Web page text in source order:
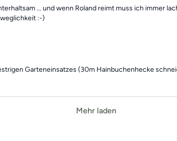
... und wenn Roland reimt muss ich immer
:-)
Garteneinsatzes (30m Hainbuchenhecke
Mehr laden